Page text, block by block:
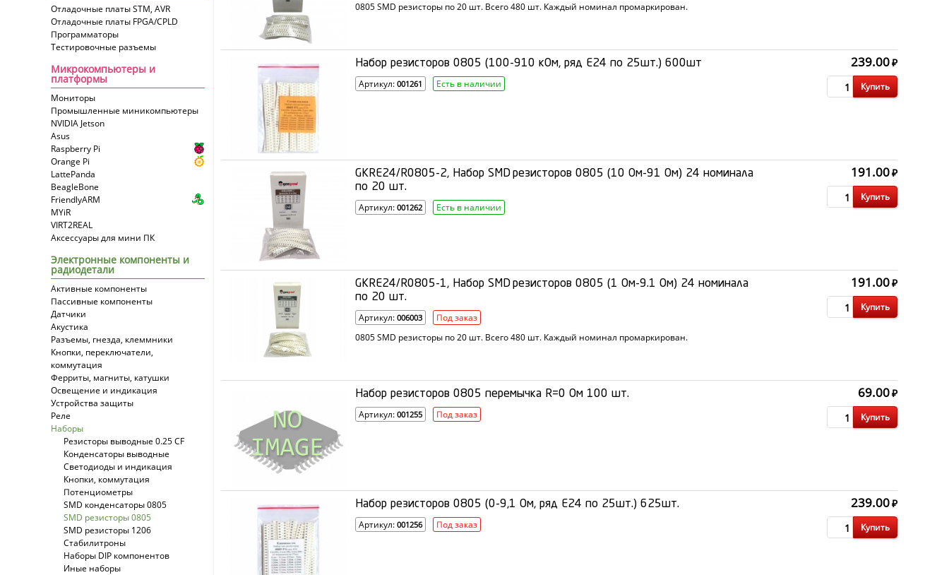
Отладочные платы STM, AVR
Отладочные платы FPGA/CPLD
Программаторы
Тестировочные разъемы
Микрокомпьютеры и
платформы
Мониторы
Промышленные миникомпьютеры
NVIDIA Jetson
Asus
Raspberry Pi
Orange Pi
LattePanda
BeagleBone
FriendlyARM
MYiR
VIRT2REAL
Аксессуары для мини ПК
Электронные компоненты и
радиодетали
Активные компоненты
Пассивные компоненты
Датчики
Акустика
Разъемы, гнезда, клеммники
Кнопки, переключатели,
коммутация
Ферриты, магниты, катушки
Освещение и индикация
Устройства защиты
Реле
Наборы
Резисторы выводные 0.25 CF
Конденсаторы выводные
Светодиоды и индикация
Кнопки, коммутация
Потенциометры
SMD конденсаторы 0805
SMD резисторы 0805
SMD резисторы 1206
Стабилитроны
Наборы DIP компонентов
Иные наборы
0805 SMD резисторы по 20 шт. Всего 480 шт. Каждый номинал промаркирован.
Набор резисторов 0805 (100-910 кОм, ряд Е24 по 25шт.) 600шт
Артикул: 001261 Есть в наличии
239.00₽
Купить
GKRE24/R0805-2, Набор SMD резисторов 0805 (10 Ом-91 Ом) 24 номинала
по 20 шт.
Артикул: 001262 Есть в наличии
191.00₽
Купить
GKRE24/R0805-1, Набор SMD резисторов 0805 (1 Ом-9.1 Ом) 24 номинала
по 20 шт.
Артикул: 006003
Под заказ
0805 SMD резисторы по 20 шт. Всего 480 шт. Каждый номинал промаркирован.
191.00₽
Купить
Набор резисторов 0805 перемычка R=0 Ом 100 шт.
Артикул: 001255 Под заказ
69.00₽
Купить
Набор резисторов 0805 (0-9,1 Ом, ряд Е24 по 25шт.) 625шт.
Артикул: 001256 Под заказ
239.00₽
Купить